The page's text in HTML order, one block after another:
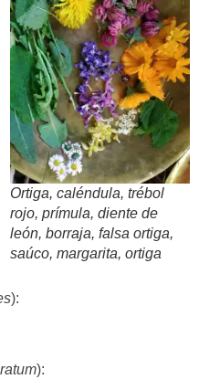
Ortiga, caléndula, trébol
rojo, prímula, diente de
león, borraja, falsa ortiga,
saúco, margarita, ortiga
):
):